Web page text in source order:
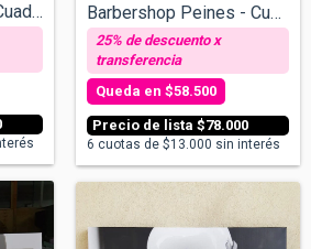
Jopo fondo negro - Cuadro con espejos -... Barbershop Peines - Cuadro con espejos v...
$78.000
$58.500
6 cuotas de $13.000 sin interés